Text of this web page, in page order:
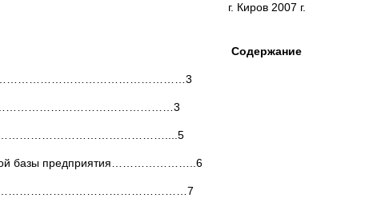
г. Киров 2007 г.
Содержание
базы предприятия…………………..6